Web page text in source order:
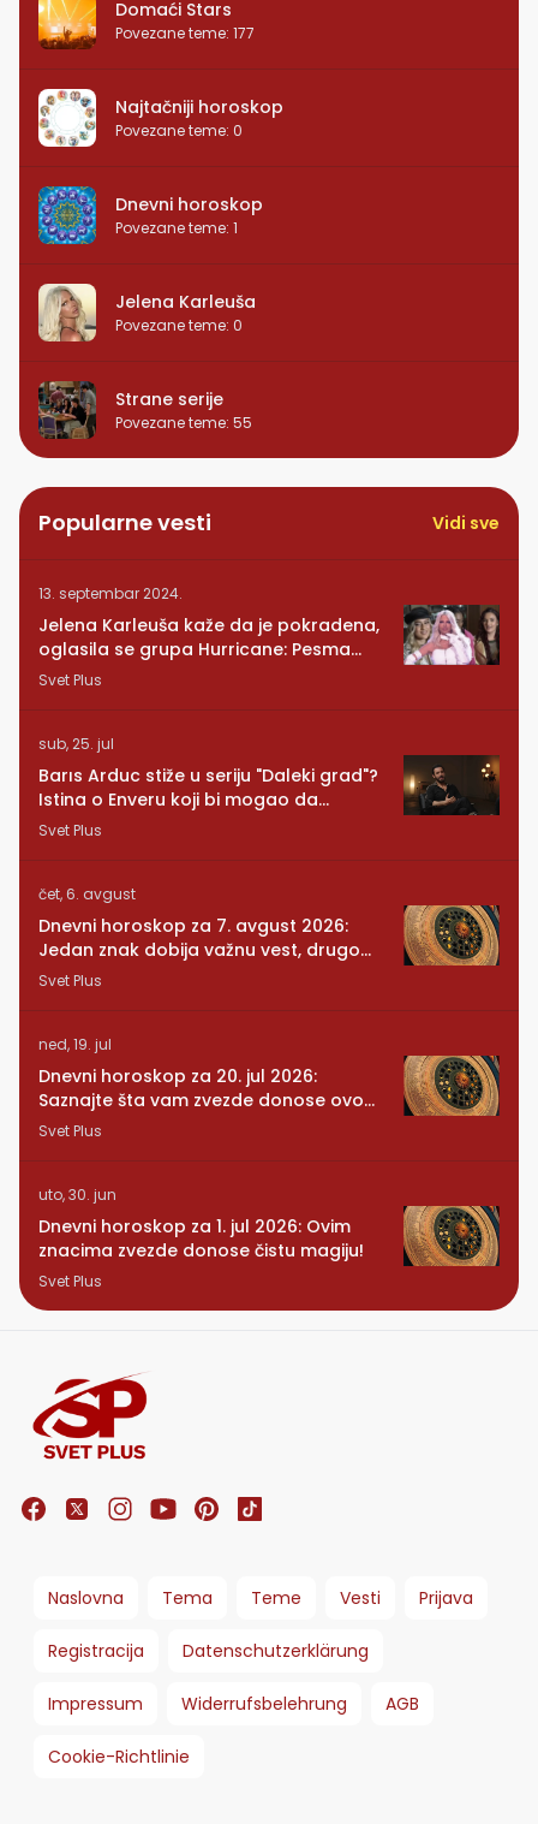
Domaći Stars
Povezane teme: 177
Najtačniji horoskop
Povezane teme: 0
Dnevni horoskop
Povezane teme: 1
Jelena Karleuša
Povezane teme: 0
Strane serije
Povezane teme: 55
Popularne vesti Vidi sve
13. septembar 2024.
Jelena Karleuša kaže da je pokradena,
oglasila se grupa Hurricane: Pesma
RUNDE je naša!
Svet Plus
sub, 25. jul
Barıs Arduc stiže u seriju "Daleki grad"?
Istina o Enveru koji bi mogao da
promeni sve
Svet Plus
čet, 6. avgust
Dnevni horoskop za 7. avgust 2026:
Jedan znak dobija važnu vest, drugom
se vraća osoba iz prošlosti
Svet Plus
ned, 19. jul
Dnevni horoskop za 20. jul 2026:
Saznajte šta vam zvezde donose ovog
ponedeljka
Svet Plus
uto, 30. jun
Dnevni horoskop za 1. jul 2026: Ovim
znacima zvezde donose čistu magiju!
Svet Plus
Naslovna Tema Teme Vesti Prijava
Registracija Datenschutzerklärung
Impressum Widerrufsbelehrung AGB
Cookie-Richtlinie